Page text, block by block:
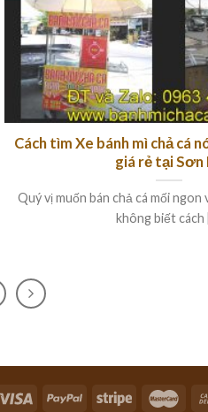
Cách tìm Xe bánh mì chả cá
giá rẻ tại Sơn
Quý vị muốn bán chả cá mối ngon
không biết cách